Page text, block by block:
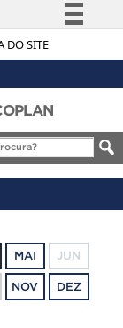
DO SITE
MAI JUN
NOV DEZ